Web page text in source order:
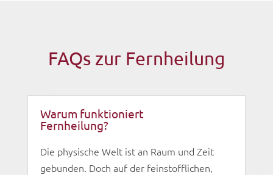
FAQs zur Fernheilung
Warum funktioniert
Fernheilung?
Die physische Welt ist an Raum und Zeit
gebunden. Doch auf der feinstofflichen,